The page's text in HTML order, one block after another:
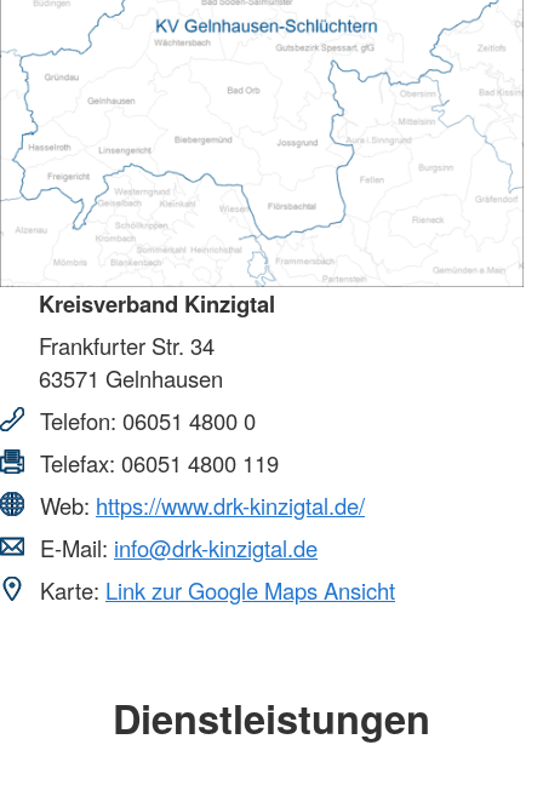
Kreisverband Kinzigtal
Frankfurter Str. 34
63571 Gelnhausen
Telefon: 06051 4800 0
Telefax: 06051 4800 119
Web: https://www.drk-kinzigtal.de/
E-Mail: info@drk-kinzigtal.de
Karte: Link zur Google Maps Ansicht
Dienstleistungen